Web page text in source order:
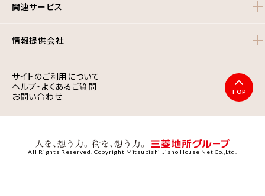
関連サービス
情報提供会社
サイトのご利用について
ヘルプ・よくあるご質問
お問い合わせ
TOP
All Rights Reserved. Copyright Mitsubishi Jisho House Net Co.,Ltd.